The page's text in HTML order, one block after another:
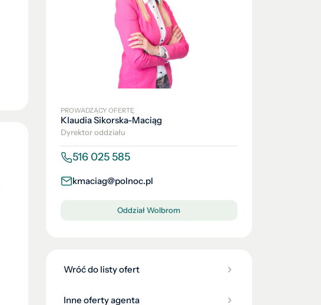
PROWADZĄCY OFERTĘ
Klaudia Sikorska-Maciąg
Dyrektor oddziału
516 025 585
kmaciag@polnoc.pl
Oddział Wolbrom
Wróć do listy ofert
Inne oferty agenta